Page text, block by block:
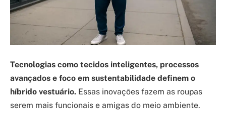
Tecnologias como tecidos inteligentes, processos
avançados e foco em sustentabilidade definem o
híbrido vestuário. Essas inovações fazem as roupas
serem mais funcionais e amigas do meio ambiente.